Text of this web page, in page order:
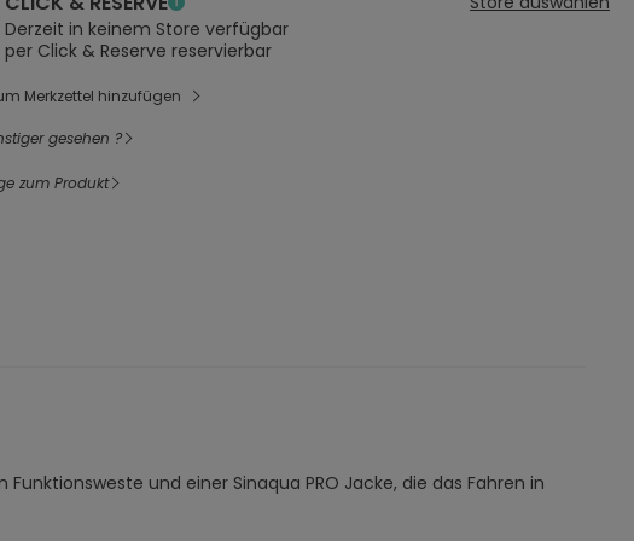
Derzeit in keinem Store verfügbar
per Click & Reserve reservierbar
Merkzettel hinzufügen
gesehen ?
zum Produkt
und einer Sinaqua PRO Jacke, die das Fahren in